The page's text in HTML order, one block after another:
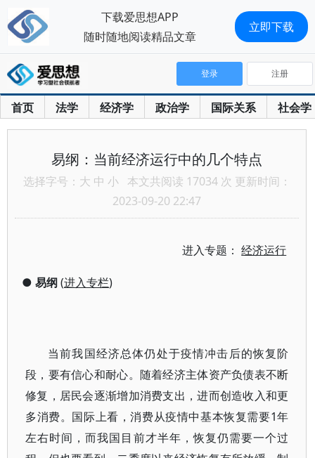
首页 法学 经济学 政治学 国际关系 社会学
登录 注册
易纲：当前经济运行中的几个特点
选择字号： 大 中 小 本文共阅读 17034 次 更新时间：
2023-09-20 22:47
进入专题：经济运行
● 易纲(进入专栏)
当前我国经济总体仍处于疫情冲击后的恢复阶
段，要有信心和耐心。随着经济主体资产负债表不断
修复，居民会逐渐增加消费支出，进而创造收入和更
多消费。国际上看，消费从疫情中基本恢复需要1年
左右时间，而我国目前才半年，恢复仍需要一个过
下载爱思想APP
随时随地阅读精品文章
立即下载